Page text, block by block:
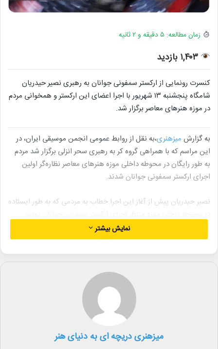
زمان مطالعه: ۵ دقیقه و ۲ ثانیه
۱,۴۰۳ بازدید
کنسرت رونمایی از ارکستر سمفونی جوانان به رهبری نصیر حیدریان
شامگاه پنجشنبه ۱۳ شهریور با اجرا اعضای این ارکستر و همخوانی مردم
در موزه هنرهای معاصر برگزار شد.
به گزارش میزهنری،به نقل از روابط عمومی انجمن موسیقی ایران، در
این مراسم که با همراهی گروه کر به رهبری سحر انزلی برگزار شد مردم
به طور رایگان در محوطه داخلی موزه هنرهای معاصر نظاره‌گر اولین
اجرای ارکستر سمفونی جوانان شدند.
نصیر حیدریان پیش از آغاز این اجرا خطاب به مردمی که به طور ایستاده
گفت: خوشحالم که به من اجازه دادن این اکستر را هدایت کنم. این
اکستر متشکل از جوانانی‌ست که آینده داران اصلی موسیقی ایران
هستند. این ارکستر از شاگردان موزیسین‌هایی چون پدرام فریوسفی
تشکیل شده و باید از این دوستان تشکر کنم که برای پروش این
استعدادهای جوان وقت گذاشته‌اند.
وی در ادامه افزود: من تحصیلات موسیقی‌ام را در کشور اتریش انجام
داده‌ام؛ در کشوری که مهد موسیقی‌ست و با اطمینان می‌گویم که بعد از
نمایش بیشتر
میزهنری دریچه ای به دنیای هنر